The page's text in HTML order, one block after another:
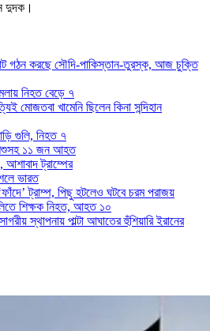
দুদক।
গঠন করছে সৌদি-পাকিস্তান-তুরস্ক, আজ চুক্তি
নিহত বেড়ে ৭
মোজতবা খামেনি ছিলেন কিনা সন্দিহান
গুলি, নিহত ৭
১১ জন আহত
আশাবাদ ট্রাম্পের
ভারত
ট্রাম্প, পিছু হটলেও ঘটবে চরম পরাজয়
শিক্ষক নিহত, আহত ১০
স্থাপনায় পাল্টা আঘাতের হুঁশিয়ারি ইরানের